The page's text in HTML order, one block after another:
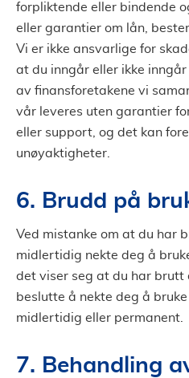
forpliktende eller bindende
eller garantier om lån,
Vi er ikke ansvarlige for
at du inngår eller ikke
av finansforetakene vi
vår leveres uten garantier
eller support, og det kan
unøyaktigheter.
6. Brudd på
Ved mistanke om at du har
midlertidig nekte deg å
det viser seg at du har brutt
beslutte å nekte deg å
midlertidig eller permanent.
7. Behandling